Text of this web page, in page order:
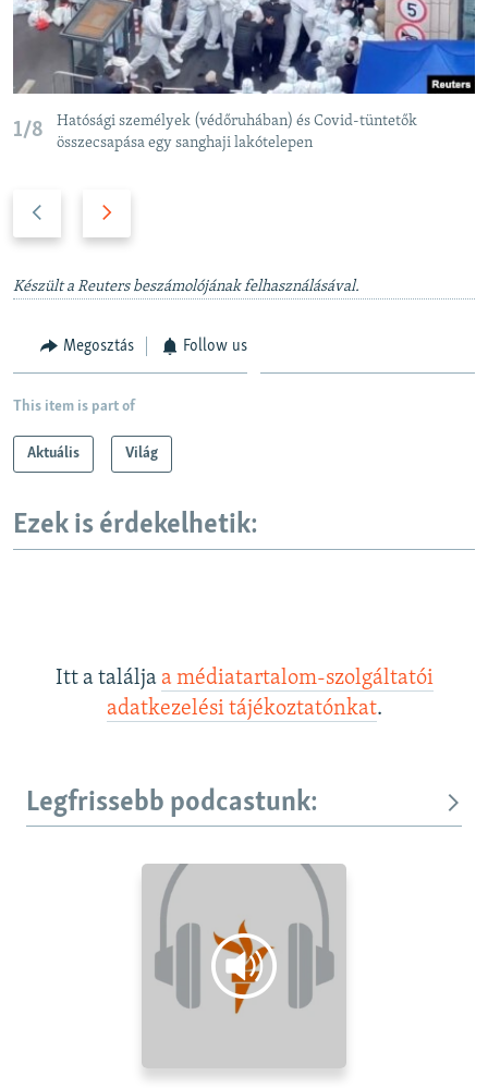
1/8
Hatósági személyek (védőruhában) és Covid-tüntetők
összecsapása egy sanghaji lakótelepen
v
i
e
t
l
Készült a Reuters beszámolójának felhasználásával.
Megosztás Follow us
This item is part of
Aktuális Világ
Ezek is érdekelhetik:
Itt a találja a médiatartalom-szolgáltatói
adatkezelési tájékoztatónkat.
Legfrissebb podcastunk: